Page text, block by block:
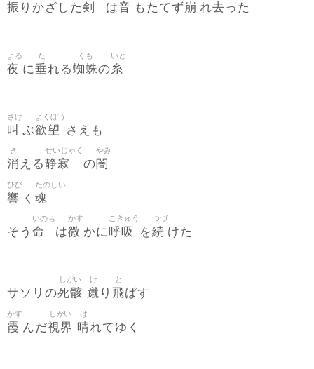
振 りかざした剣 は音 もたてず 崩 れ去った
夜
よる
に垂
た
れる蜘蛛
くも
の糸
いと
叫
さけ
ぶ欲望
よくぼう
さえも
消
き
える静寂
せいじゃく
の闇
やみ
響
ひび
く 魂
たのしい
そう 命
いのち
は微
かす
かに呼吸
こきゅう
を続
つづ
けた
サソリの死骸
しがい
蹴
け
り 飛
と
ばす
霞
かす
んだ視界
しかい
晴
は
れてゆく